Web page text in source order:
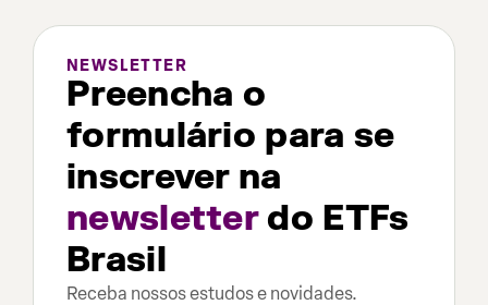
NEWSLETTER
Preencha o
formulário para se
inscrever na
newsletterdo ETFs
Brasil
Receba nossos estudos e novidades.